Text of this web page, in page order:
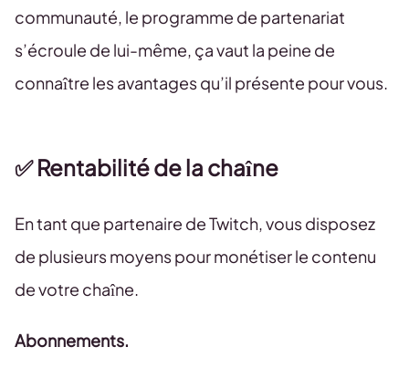
communauté, le programme de partenariat
s’écroule de lui-même, ça vaut la peine de
connaître les avantages qu’il présente pour vous.
✅ Rentabilité de la chaîne
En tant que partenaire de Twitch, vous disposez
de plusieurs moyens pour monétiser le contenu
de votre chaîne.
Abonnements.